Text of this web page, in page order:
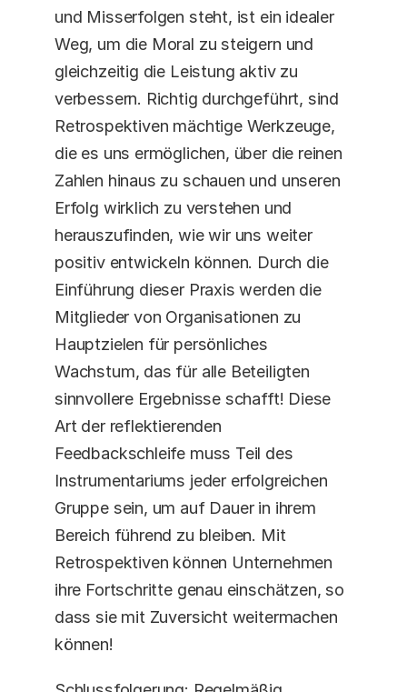
und Misserfolgen steht, ist ein idealer
Weg, um die Moral zu steigern und
gleichzeitig die Leistung aktiv zu
verbessern. Richtig durchgeführt, sind
Retrospektiven mächtige Werkzeuge,
die es uns ermöglichen, über die reinen
Zahlen hinaus zu schauen und unseren
Erfolg wirklich zu verstehen und
herauszufinden, wie wir uns weiter
positiv entwickeln können. Durch die
Einführung dieser Praxis werden die
Mitglieder von Organisationen zu
Hauptzielen für persönliches
Wachstum, das für alle Beteiligten
sinnvollere Ergebnisse schafft! Diese
Art der reflektierenden
Feedbackschleife muss Teil des
Instrumentariums jeder erfolgreichen
Gruppe sein, um auf Dauer in ihrem
Bereich führend zu bleiben. Mit
Retrospektiven können Unternehmen
ihre Fortschritte genau einschätzen, so
dass sie mit Zuversicht weitermachen
können!